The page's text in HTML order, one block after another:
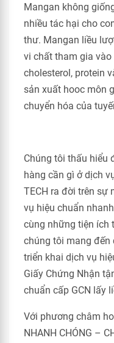
Mangan không
nhiều tác hại cho
thư. Mangan liều
vi chất tham gia
cholesterol, protein
sản xuất hooc môn
chuyển hóa của
Chúng tôi thấu hiểu
hàng cần gì ở dịch
TECH ra đời trên sự
vụ hiệu chuẩn
cùng những tiện ích
chúng tôi mang đến
triển khai dịch vụ
Giấy Chứng Nhận
chuẩn cấp GCN lấy
Với phương châm
NHANH CHÓNG –